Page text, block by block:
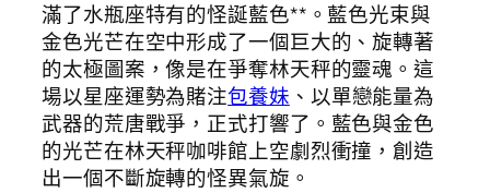
滿了水瓶座特有的怪誕藍色**。藍色光束與
金色光芒在空中形成了一個巨大的、旋轉著
的太極圖案，像是在爭奪林天秤的靈魂。這
場以星座運勢為賭注包養妹 、以單戀能量為
武器的荒唐戰爭，正式打響了。藍色與金色
的光芒在林天秤咖啡館上空劇烈衝撞，創造
出一個不斷旋轉的怪異氣旋。